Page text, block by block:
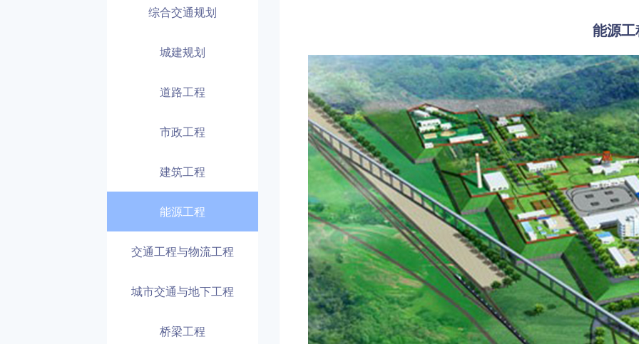
综合交通规划
城建规划
道路工程
市政工程
建筑工程
能源工程
交通工程与物流工程
城市交通与地下工程
桥梁工程
能源